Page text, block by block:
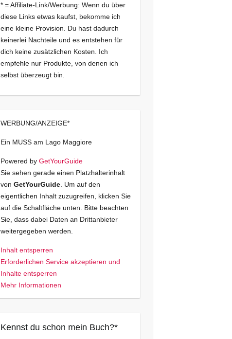
* = Affiliate-Link/Werbung: Wenn du über
diese Links etwas kaufst, bekomme ich
eine kleine Provision. Du hast dadurch
keinerlei Nachteile und es entstehen für
dich keine zusätzlichen Kosten. Ich
empfehle nur Produkte, von denen ich
selbst überzeugt bin.
WERBUNG/ANZEIGE*
Ein MUSS am Lago Maggiore
Powered by GetYourGuide
Sie sehen gerade einen Platzhalterinhalt
von GetYourGuide. Um auf den
eigentlichen Inhalt zuzugreifen, klicken Sie
auf die Schaltfläche unten. Bitte beachten
Sie, dass dabei Daten an Drittanbieter
weitergegeben werden.
Inhalt entsperren
Erforderlichen Service akzeptieren und
Inhalte entsperren
Mehr Informationen
Kennst du schon mein Buch?*